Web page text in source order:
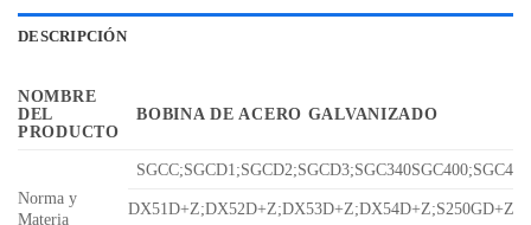
DESCRIPCIÓN
NOMBRE
DEL
PRODUCTO
BOBINA DE ACERO GALVANIZADO
Norma y
Materia
DX51D+Z;DX52D+Z;DX53D+Z;DX54D+Z;S250GD+Z;